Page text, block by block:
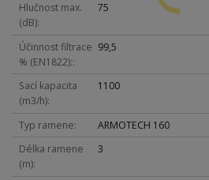
Hlučnost max.
(dB)
75
Účinnost filtrace
% (EN1822):
99,5
Sací kapacita
(m3/h)
1100
Typ ramene
ARMOTECH 160
Délka ramene
(m)
3